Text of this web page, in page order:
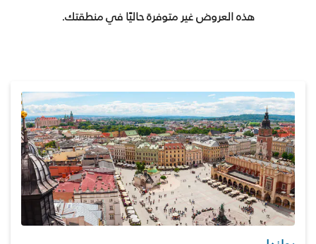
هذه العروض غير متوفرة حاليًا في منطقتك.